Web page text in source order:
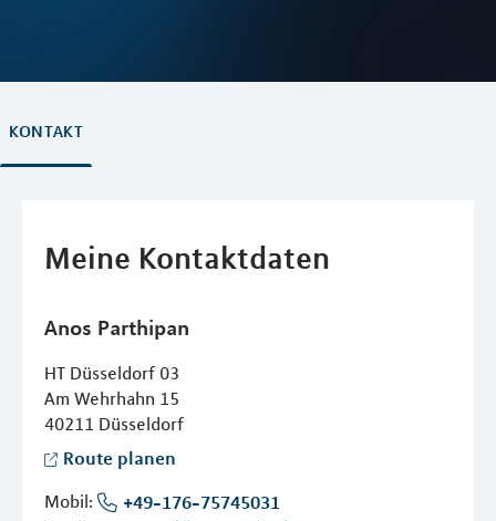
KONTAKT
Meine Kontaktdaten
Anos Parthipan
HT Düsseldorf 03
Am Wehrhahn 15
40211 Düsseldorf
Route planen
Mobil:
+49-176-75745031